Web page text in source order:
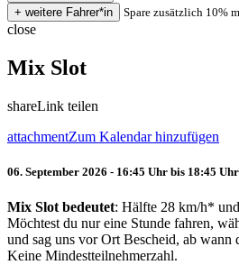
Spare zusätzlich 10%
close
Mix Slot
shareLink teilen
attachmentZum Kalendar hinzufügen
06. September 2026 - 16:45 Uhr bis 18:45 Uhr
Mix Slot bedeutet: Hälfte 28 km/h*
Möchtest du nur eine Stunde fahren,
und sag uns vor Ort Bescheid, ab wann
Keine Mindestteilnehmerzahl.